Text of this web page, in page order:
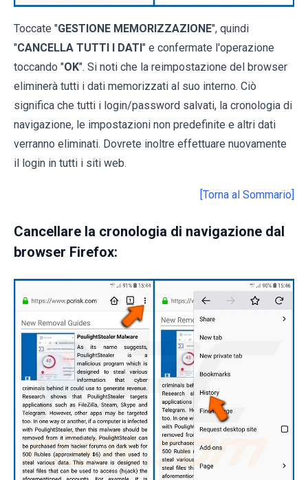
Toccate "GESTIONE MEMORIZZAZIONE", quindi
"CANCELLA TUTTI I DATI" e confermate l'operazione
toccando "OK". Si noti che la reimpostazione del browser
eliminerà tutti i dati memorizzati al suo interno. Ciò
significa che tutti i login/password salvati, la cronologia di
navigazione, le impostazioni non predefinite e altri dati
verranno eliminati. Dovrete inoltre effettuare nuovamente
il login in tutti i siti web.
[Torna al Sommario]
Cancellare la cronologia di navigazione dal
browser Firefox: